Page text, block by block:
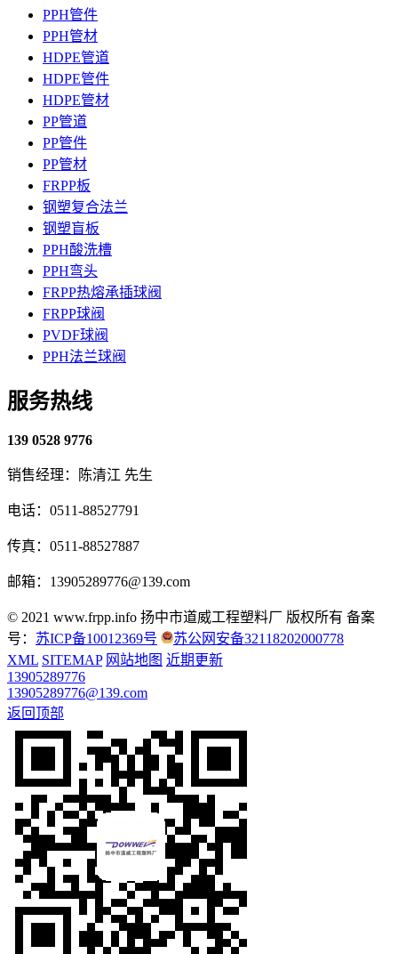
PPH管件
PPH管材
HDPE管道
HDPE管件
HDPE管材
PP管道
PP管件
PP管材
FRPP板
钢塑复合法兰
钢塑盲板
PPH酸洗槽
PPH弯头
FRPP热熔承插球阀
FRPP球阀
PVDF球阀
PPH法兰球阀
服务热线
139 0528 9776
销售经理：陈清江 先生
电话：0511-88527791
传真：0511-88527887
邮箱：13905289776@139.com
© 2021 www.frpp.info 扬中市道威工程塑料厂 版权所有 备案
号： 苏ICP备10012369号
苏公网安备32118202000778
XML SITEMAP 网站地图 近期更新
13905289776
13905289776@139.com
返回顶部